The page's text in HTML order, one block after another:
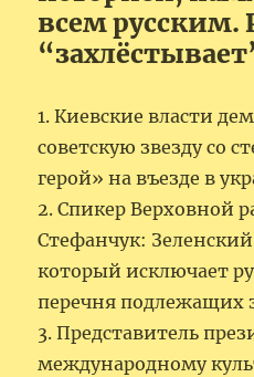
всем русским.
1. Киевские власти
советскую звезду со
герой» на въезде в
2. Спикер Верховной
Стефанчук:
который исключает
перечня подлежащих
3. Представитель
международному